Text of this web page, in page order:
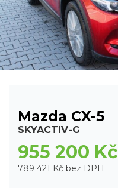
Mazda CX-5
SKYACTIV-G
955 200 Kč
789 421 Kč bez DPH